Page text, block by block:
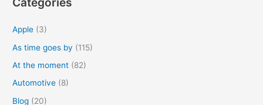
f
Apple (3)
As time goes by (115)
At the moment (82)
Automotive (8)
Blog (20)